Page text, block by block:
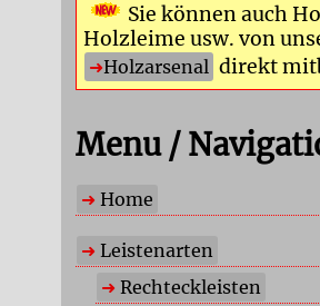
Sie können auch
Holzleime usw. von
Holzarsenal direkt
Menu /
Home
Leistenarten
Rechteckleisten